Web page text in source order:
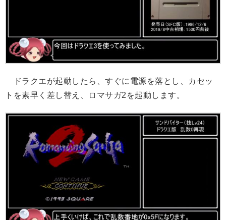
ドラクエが起動したら、すぐに電源を落とし、カセッ
トを素早く差し替え、ロマサガ2を起動します。